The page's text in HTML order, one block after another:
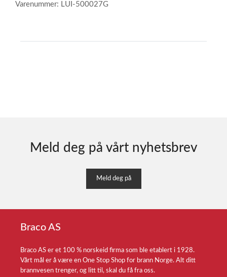
Varenummer: LUI-500027G
Meld deg på vårt nyhetsbrev
Meld deg på
Braco AS
Braco AS er et 100 % norskeid firma som ble etablert i 1928.
Vårt mål er å være en One Stop Shop for brann Norge. Alt ditt
brannvesen trenger, og litt til, skal du få fra oss.